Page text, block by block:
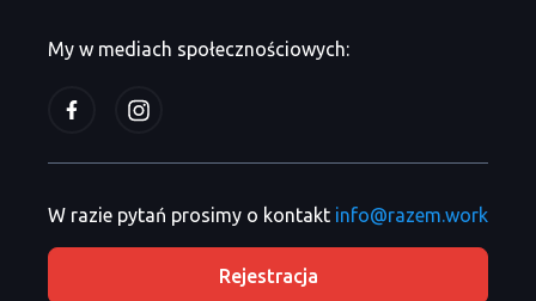
My w mediach społecznościowych:
W razie pytań prosimy o kontakt info@razem.work
Rejestracja